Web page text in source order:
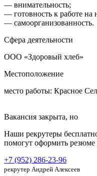
— внимательность;
— готовность к работе на
— самоорганизованность.
Сфера деятельности
ООО «Здоровый хлеб»
Местоположение
место работы: Красное
Вакансия закрыта, но
Наши рекрутеры
помогут оформить резюме
+7 (952) 286-23-96
рекрутер Андрей Алексеев